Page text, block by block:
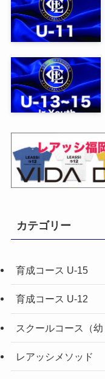
カテゴリー
育成コース U-15
育成コース U-12
スクールコース（幼
レアッシメソッド